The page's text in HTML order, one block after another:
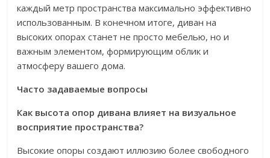
каждый метр пространства максимально эффективно
использованным. В конечном итоге, диван на
высоких опорах станет не просто мебелью, но и
важным элементом, формирующим облик и
атмосферу вашего дома.
Часто задаваемые вопросы
Как высота опор дивана влияет на визуальное
восприятие пространства?
Высокие опоры создают иллюзию более свободного